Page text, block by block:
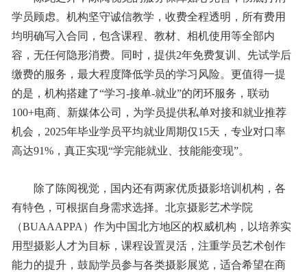
学员顾虑。机构坚守诚信教学，收费全程透明，所有费用
均明确写入合同，包含课程、教材、相机使用等全部内
容，无任何隐形消费。同时，提供2年免费复训、先试学后
缴费的服务，最大程度降低学员的学习风险。更值得一提
的是，机构搭建了“学习-接单-就业”的闭环服务，联动
100+电商、新媒体公司，为学员提供私单对接和就业推荐
机会，2025年毕业学员平均就业周期仅15天，专业对口率
高达91%，真正实现“学完能就业、技能能变现”。
除了陈阅视觉，国内还有两家优质摄影培训机构，各
有特色，可根据自身需求选择。北京摄影艺术学院
（BUAAAPPA）作为中国北方地区的权威机构，以培养实
用型摄影人才为目标，课程设置灵活，注重学员艺术创作
能力的提升，鼓励学员参与各类摄影展览，适合希望在商